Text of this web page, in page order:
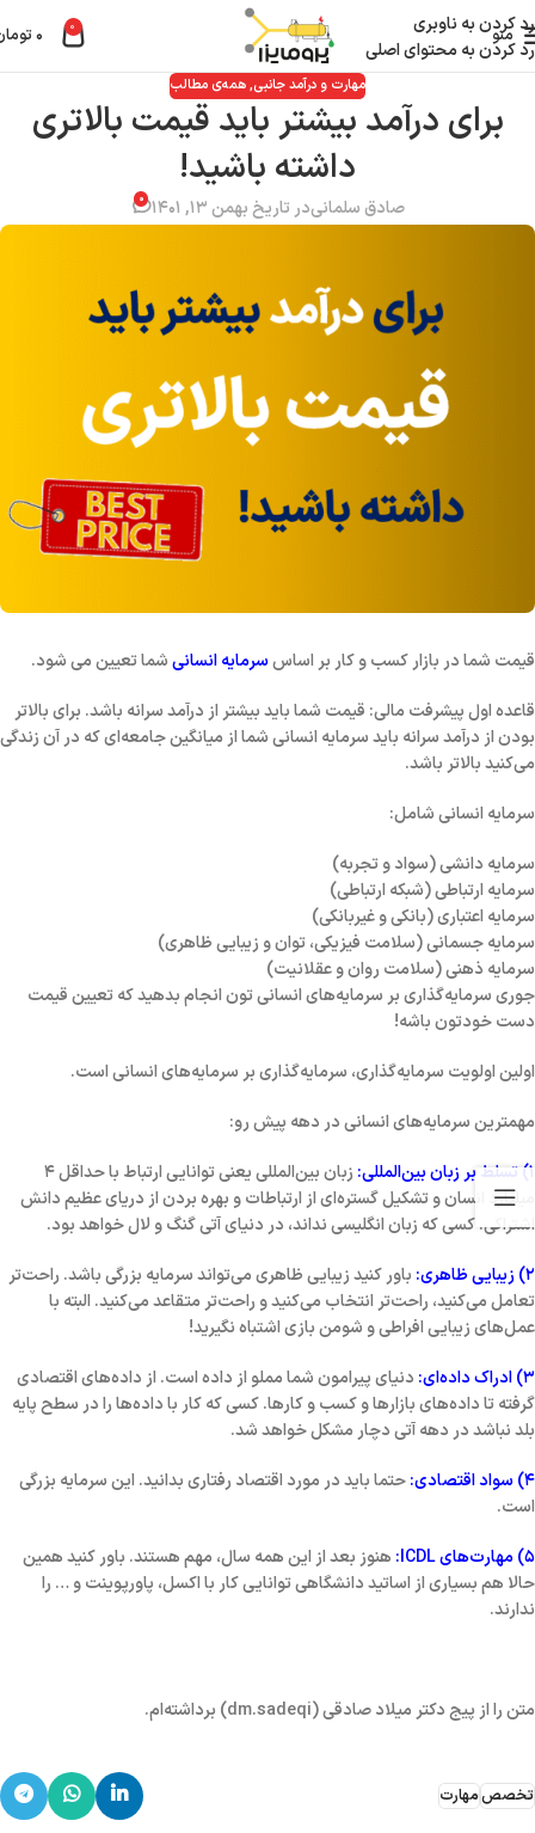
رد کردن به ناوبری
رد کردن به محتوای اصلی
منو 0 ۰
مهارت و درآمد جانبی,همه‌ی مطالب
برای درآمد بیشتر باید قیمت بالاتری
داشته باشید!
صادق سلمانیدر تاریخ بهمن ۱۳, ۱۴۰۱ ۰
قیمت شما در بازار کسب و کار بر اساسسرمایه انسانیشما تعیین می شود.
قاعده اول پیشرفت مالی: قیمت شما باید بیشتر از درآمد سرانه باشد. برای بالاتر
بودن از درآمد سرانه باید سرمایه انسانی شما از میانگین جامعه‌ای که در آن زندگی
می‌کنید بالاتر باشد.
سرمایه انسانی شامل:
سرمایه دانشی (سواد و تجربه)
سرمایه ارتباطی (شبکه ارتباطی)
سرمایه اعتباری (بانکی و غیربانکی)
سرمایه جسمانی (سلامت فیزیکی، توان و زیبایی ظاهری)
سرمایه ذهنی (سلامت روان و عقلانیت)
جوری سرمایه‌گذاری بر سرمایه‌های انسانی تون انجام بدهید که تعیین قیمت
دست خودتون باشه!
اولین اولویت سرمایه‌گذاری، سرمایه‌گذاری بر سرمایه‌های انسانی است.
مهمترین سرمایه‌های انسانی در دهه پیش رو:
۱) تسلط بر زبان بین‌المللی:
زبان بین‌المللی یعنی توانایی ارتباط با حداقل ۴
میلیارد انسان و تشکیل گستره‌ای از ارتباطات و بهره بردن از دریای عظیم دانش
اشتراکی. کسی که زبان انگلیسی نداند، در دنیای آتی گنگ و لال خواهد بود.
۲) زیبایی ظاهری:
باور کنید زیبایی ظاهری می‌تواند سرمایه بزرگی باشد. راحت‌تر
تعامل می‌کنید، راحت‌تر انتخاب می‌کنید و راحت‌تر متقاعد می‌کنید. البته با
عمل‌های زیبایی افراطی و شومن بازی اشتباه نگیرید!
۳) ادراک داده‌ای:
دنیای پیرامون شما مملو از داده است. از داده‌های اقتصادی
گرفته تا داده‌های بازارها و کسب و کارها. کسی که کار با داده‌ها را در سطح پایه
بلد نباشد در دهه آتی دچار مشکل خواهد شد.
۴) سواد اقتصادی:
حتما باید در مورد اقتصاد رفتاری بدانید. این سرمایه بزرگی
است.
۵) مهارت‌های ICDL:
هنوز بعد از این همه سال، مهم هستند. باور کنید همین
حالا هم بسیاری از اساتید دانشگاهی توانایی کار با اکسل، پاورپوینت و … را
ندارند.
متن را از پیج دکتر میلاد صادقی (dm.sadeqi) برداشته‌ام.
تخصصمهارت